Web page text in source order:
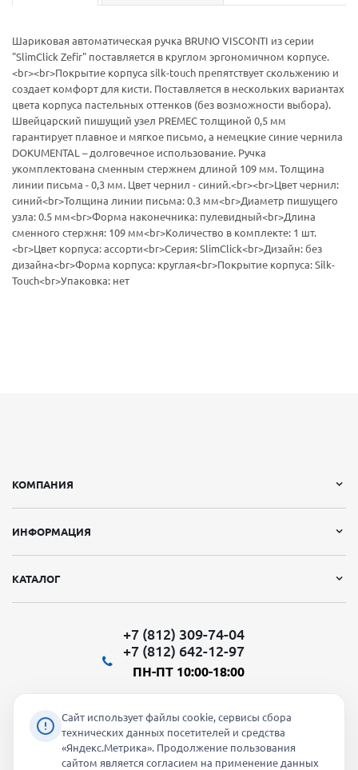
Шариковая автоматическая ручка BRUNO VISCONTI из серии
"SlimClick Zefir" поставляется в круглом эргономичном корпусе.
<br><br>Покрытие корпуса silk-touch препятствует скольжению и
создает комфорт для кисти. Поставляется в нескольких вариантах
цвета корпуса пастельных оттенков (без возможности выбора).
Швейцарский пишущий узел PREMEC толщиной 0,5 мм
гарантирует плавное и мягкое письмо, а немецкие синие чернила
DOKUMENTAL – долговечное использование. Ручка
укомплектована сменным стержнем длиной 109 мм. Толщина
линии письма - 0,3 мм. Цвет чернил - синий.<br><br>Цвет чернил:
синий<br>Толщина линии письма: 0.3 мм<br>Диаметр пишущего
узла: 0.5 мм<br>Форма наконечника: пулевидный<br>Длина
сменного стержня: 109 мм<br>Количество в комплекте: 1 шт.
<br>Цвет корпуса: ассорти<br>Серия: SlimClick<br>Дизайн: без
дизайна<br>Форма корпуса: круглая<br>Покрытие корпуса: Silk-
Touch<br>Упаковка: нет
КОМПАНИЯ
ИНФОРМАЦИЯ
КАТАЛОГ
+7 (812) 309-74-04
+7 (812) 642-12-97
ПН-ПТ 10:00-18:00
Мы в социальных сетях:
Сайт использует файлы cookie, сервисы сбора
технических данных посетителей и средства
«Яндекс.Метрика». Продолжение пользования
сайтом является согласием на применение данных